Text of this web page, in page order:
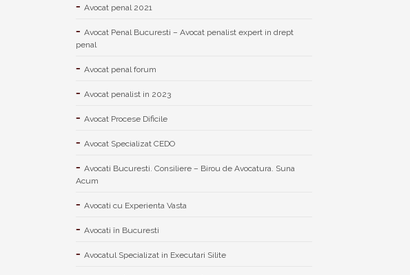
Avocat penal 2021
Avocat Penal Bucuresti – Avocat penalist expert in drept
penal
Avocat penal forum
Avocat penalist in 2023
Avocat Procese Dificile
Avocat Specializat CEDO
Avocati Bucuresti. Consiliere – Birou de Avocatura. Suna
Acum
Avocati cu Experienta Vasta
Avocati în Bucuresti
Avocatul Specializat in Executari Silite